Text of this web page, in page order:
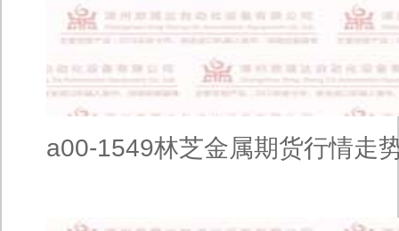
a00-1549林芝金属期货行情走